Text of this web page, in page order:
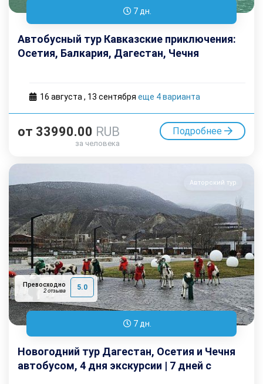
7 дн.
Автобусный тур Кавказские приключения:
Осетия, Балкария, Дагестан, Чечня
16 августа, 13 cентября еще 4 варианта
от 33990.00 RUB
за человека
Подробнее
Превосходно
2 отзыва 5.0
Авторский тур
7 дн.
Новогодний тур Дагестан, Осетия и Чечня
автобусом, 4 дня экскурсии | 7 дней с